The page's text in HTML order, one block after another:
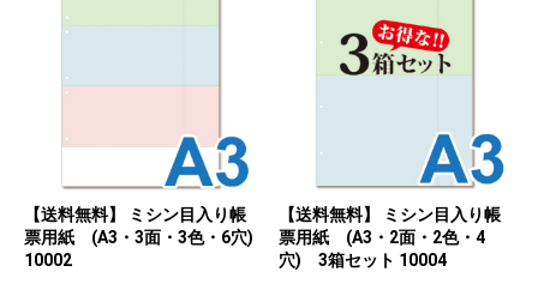
【送料無料】 ミシン目入り帳
票用紙 (A3・3面・3色・6穴)
10002
【送料無料】 ミシン目入り帳
票用紙 (A3・2面・2色・4
穴) 3箱セット 10004